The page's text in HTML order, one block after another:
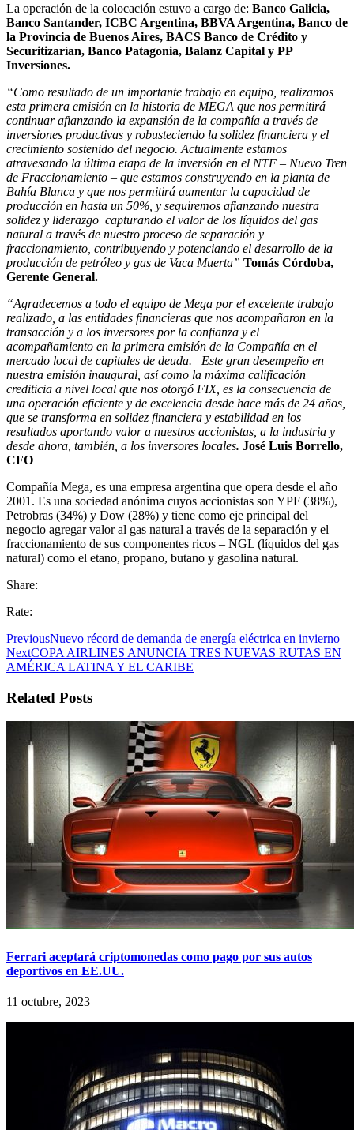
La operación de la colocación estuvo a cargo de: Banco Galicia,
Banco Santander, ICBC Argentina, BBVA Argentina, Banco de
la Provincia de Buenos Aires, BACS Banco de Crédito y
Securitizarían, Banco Patagonia, Balanz Capital y PP
Inversiones.
“Como resultado de un importante trabajo en equipo, realizamos
esta primera emisión en la historia de MEGA que nos permitirá
continuar afianzando la expansión de la compañía a través de
inversiones productivas y robusteciendo la solidez financiera y el
crecimiento sostenido del negocio. Actualmente estamos
atravesando la última etapa de la inversión en el NTF – Nuevo Tren
de Fraccionamiento – que estamos construyendo en la planta de
Bahía Blanca y que nos permitirá aumentar la capacidad de
producción en hasta un 50%, y seguiremos afianzando nuestra
solidez y liderazgo capturando el valor de los líquidos del gas
natural a través de nuestro proceso de separación y
fraccionamiento, contribuyendo y potenciando el desarrollo de la
producción de petróleo y gas de Vaca Muerta” Tomás Córdoba,
Gerente General.
“Agradecemos a todo el equipo de Mega por el excelente trabajo
realizado, a las entidades financieras que nos acompañaron en la
transacción y a los inversores por la confianza y el
acompañamiento en la primera emisión de la Compañía en el
mercado local de capitales de deuda. Este gran desempeño en
nuestra emisión inaugural, así como la máxima calificación
crediticia a nivel local que nos otorgó FIX, es la consecuencia de
una operación eficiente y de excelencia desde hace más de 24 años,
que se transforma en solidez financiera y estabilidad en los
resultados aportando valor a nuestros accionistas, a la industria y
desde ahora, también, a los inversores locales. José Luis Borrello,
CFO
Compañía Mega, es una empresa argentina que opera desde el año
2001. Es una sociedad anónima cuyos accionistas son YPF (38%),
Petrobras (34%) y Dow (28%) y tiene como eje principal del
negocio agregar valor al gas natural a través de la separación y el
fraccionamiento de sus componentes ricos – NGL (líquidos del gas
natural) como el etano, propano, butano y gasolina natural.
Share:
Rate:
PreviousNuevo récord de demanda de energía eléctrica en invierno
NextCOPA AIRLINES ANUNCIA TRES NUEVAS RUTAS EN
AMÉRICA LATINA Y EL CARIBE
Related Posts
Ferrari aceptará criptomonedas como pago por sus autos
deportivos en EE.UU.
11 octubre, 2023